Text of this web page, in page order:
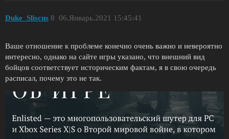
Duke_Sliscus 06.Январь.2021 15:45:41
8
Ваше отношение к проблеме конечно очень важно и невероятно
интересно, однако на сайте игры указано, что внешний вид
бойцов соответствует историческим фактам, я в свою очередь
расписал, почему это не так.